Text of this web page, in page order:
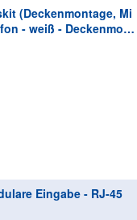
(Deckenmontage, Mi
- weiß - Deckenmont
Pod; Room Solutio
Eingabe - RJ-45